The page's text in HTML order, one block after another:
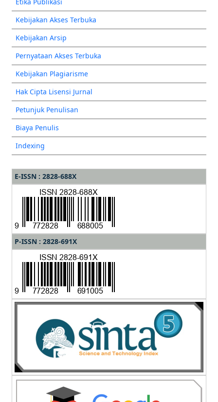
Kebijakan Akses Terbuka
Kebijakan Arsip
Pernyataan Akses Terbuka
Kebijakan Plagiarisme
Hak Cipta Lisensi Jurnal
Petunjuk Penulisan
Biaya Penulis
Indexing
E-ISSN : 2828-688X
P-ISSN : 2828-691X